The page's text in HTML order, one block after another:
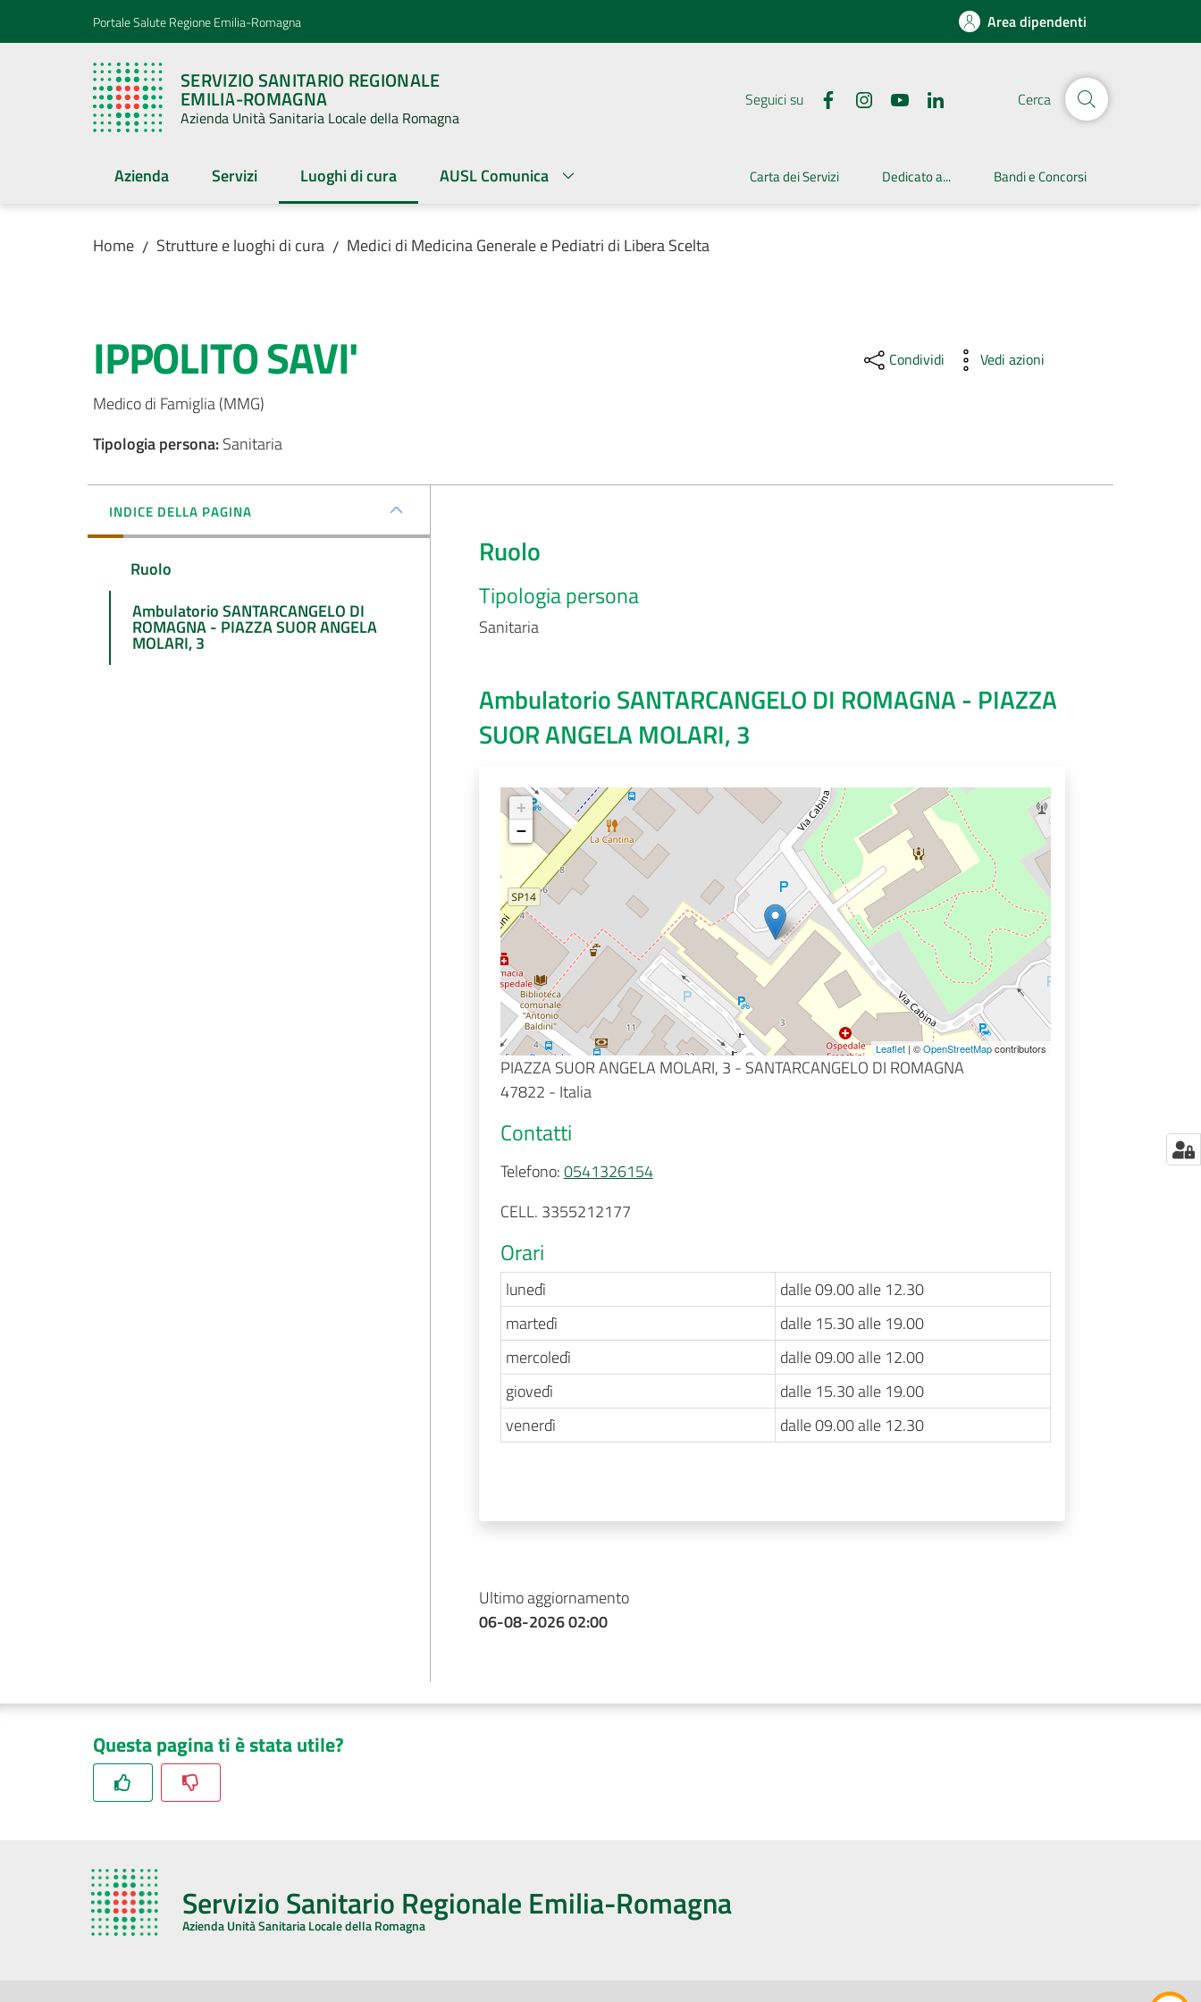
Vai al contenuto
Vai alla navigazionePortale Salute Regione Emilia-Romagna Area dipendenti
SERVIZIO SANITARIO REGIONALE
EMILIA-ROMAGNA
Azienda Unità Sanitaria Locale della Romagna
Seguici su Cerca
Azienda Servizi Luoghi di cura
Menu selezionato AUSL Comunica Carta dei Servizi Dedicato a... Bandi e Concorsi
Home / Strutture e luoghi di cura / Medici di Medicina Generale e Pediatri di Libera Scelta
IPPOLITO SAVI'
Medico di Famiglia (MMG)
Tipologia persona:Sanitaria
Condividi Vedi azioni
INDICE DELLA PAGINA
Ruolo
Ambulatorio SANTARCANGELO DI
ROMAGNA - PIAZZA SUOR ANGELA
MOLARI, 3
Ruolo
Tipologia persona
Sanitaria
Ambulatorio SANTARCANGELO DI ROMAGNA - PIAZZA
SUOR ANGELA MOLARI, 3
+
−
Leaflet| ©OpenStreetMapcontributors
PIAZZA SUOR ANGELA MOLARI, 3 - SANTARCANGELO DI ROMAGNA
47822 - Italia
Contatti
Telefono:0541326154
CELL. 3355212177
Orari
lunedì
dalle 09.00 alle 12.30
martedì
dalle 15.30 alle 19.00
mercoledì
dalle 09.00 alle 12.00
giovedì
dalle 15.30 alle 19.00
venerdì
dalle 09.00 alle 12.30
Ultimo aggiornamento
06-08-2026 02:00
Questa pagina ti è stata utile?
Servizio Sanitario Regionale Emilia-Romagna
Azienda Unità Sanitaria Locale della Romagna